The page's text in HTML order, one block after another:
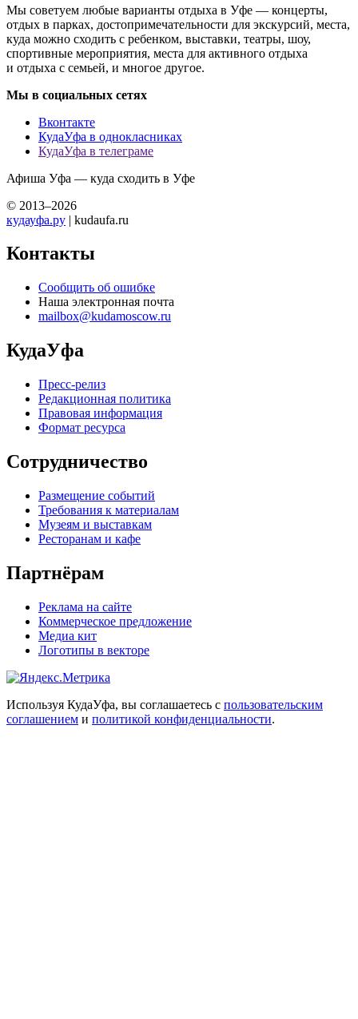
Мы советуем любые варианты отдыха в Уфе — концерты,
отдых в парках, достопримечательности для экскурсий, места,
куда можно сходить с ребенком, выставки, театры, шоу,
спортивные мероприятия, места для активного отдыха
и отдыха с семьей, и многое другое.
Мы в социальных сетях
Вконтакте
КудаУфа в однокласниках
КудаУфа в телеграме
Афиша Уфа — куда сходить в Уфе
© 2013–2026
кудауфа.ру | kudaufa.ru
Контакты
Сообщить об ошибке
Наша электронная почта
mailbox@kudamoscow.ru
КудаУфа
Пресс-релиз
Редакционная политика
Правовая информация
Формат ресурса
Сотрудничество
Размещение событий
Требования к материалам
Музеям и выставкам
Ресторанам и кафе
Партнёрам
Реклама на сайте
Коммерческое предложение
Медиа кит
Логотипы в векторе
Используя КудаУфа, вы соглашаетесь с пользовательским
соглашением и политикой конфиденциальности.